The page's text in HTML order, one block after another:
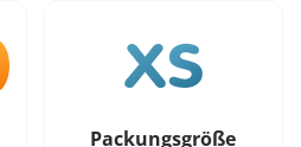
Packungsgröße